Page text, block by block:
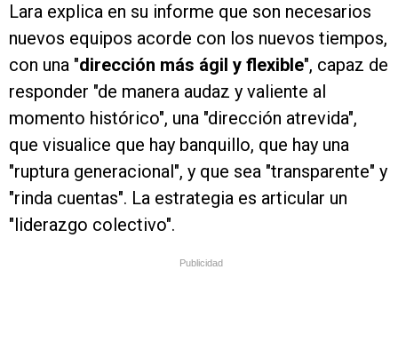
Lara explica en su informe que son necesarios
nuevos equipos acorde con los nuevos tiempos,
con una "dirección más ágil y flexible", capaz de
responder "de manera audaz y valiente al
momento histórico", una "dirección atrevida",
que visualice que hay banquillo, que hay una
"ruptura generacional", y que sea "transparente" y
"rinda cuentas". La estrategia es articular un
"liderazgo colectivo".
Publicidad